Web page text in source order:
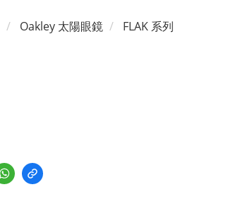
Oakley 太陽眼鏡 FLAK 系列